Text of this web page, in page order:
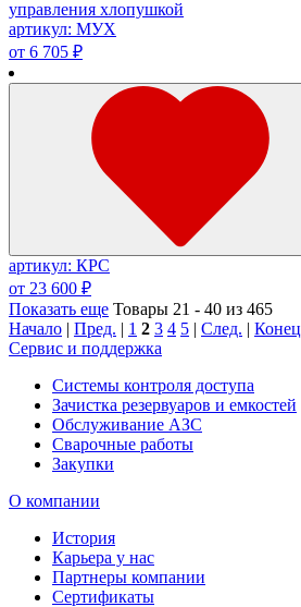
управления хлопушкой
артикул: МУХ
от 6 705 ₽
артикул: КРС
от 23 600 ₽
Показать еще Товары 21 - 40 из 465
Начало
Пред. 1 2 3 4 5 След.
Конец
Сервис и поддержка
Системы контроля доступа
Зачистка резервуаров и емкостей
Обслуживание АЗС
Сварочные работы
Закупки
О компании
История
Карьера у нас
Партнеры компании
Сертификаты